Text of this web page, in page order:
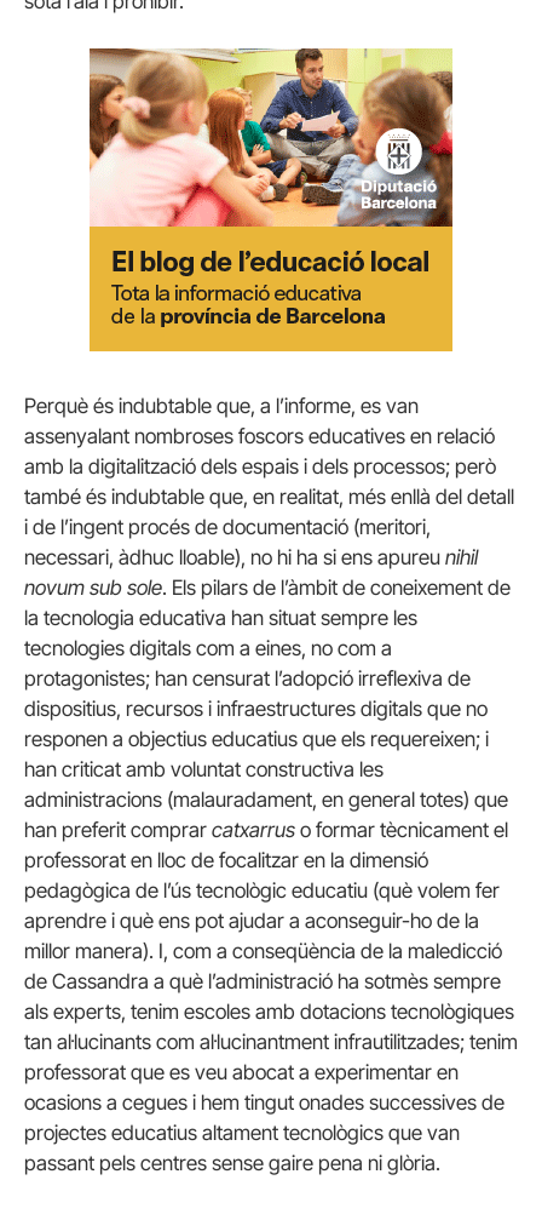
Perquè és indubtable que, a l’informe, es van
assenyalant nombroses foscors educatives en relació
amb la digitalització dels espais i dels processos; però
també és indubtable que, en realitat, més enllà del detall
i de l’ingent procés de documentació (meritori,
necessari, àdhuc lloable), no hi ha si ens apureu nihil
novum sub sole. Els pilars de l’àmbit de coneixement de
la tecnologia educativa han situat sempre les
tecnologies digitals com a eines, no com a
protagonistes; han censurat l’adopció irreflexiva de
dispositius, recursos i infraestructures digitals que no
responen a objectius educatius que els requereixen; i
han criticat amb voluntat constructiva les
administracions (malauradament, en general totes) que
han preferit comprar catxarrus o formar tècnicament el
professorat en lloc de focalitzar en la dimensió
pedagògica de l’ús tecnològic educatiu (què volem fer
aprendre i què ens pot ajudar a aconseguir-ho de la
millor manera). I, com a conseqüència de la maledicció
de Cassandra a què l’administració ha sotmès sempre
als experts, tenim escoles amb dotacions tecnològiques
tan al·lucinants com al·lucinantment infrautilitzades; tenim
professorat que es veu abocat a experimentar en
ocasions a cegues i hem tingut onades successives de
projectes educatius altament tecnològics que van
passant pels centres sense gaire pena ni glòria.